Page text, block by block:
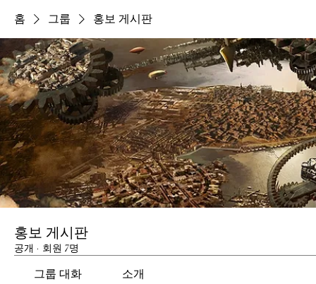
홈 그룹 홍보 게시판
홍보 게시판
공개 · 회원 7명
그룹 대화 소개